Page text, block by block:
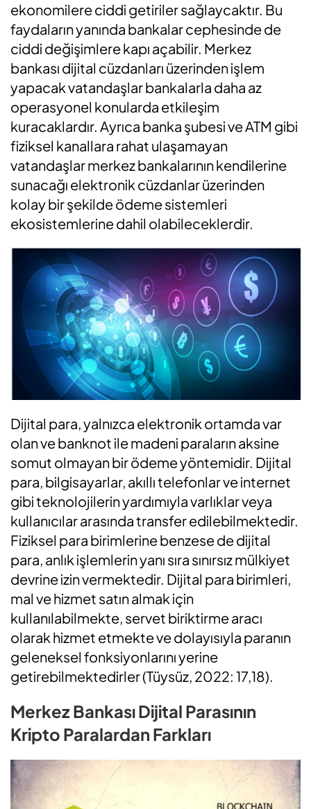
ekonomilere ciddi getiriler sağlaycaktır. Bu
faydaların yanında bankalar cephesinde de
ciddi değişimlere kapı açabilir. Merkez
bankası dijital cüzdanları üzerinden işlem
yapacak vatandaşlar bankalarla daha az
operasyonel konularda etkileşim
kuracaklardır. Ayrıca banka şubesi ve ATM gibi
fiziksel kanallara rahat ulaşamayan
vatandaşlar merkez bankalarının kendilerine
sunacağı elektronik cüzdanlar üzerinden
kolay bir şekilde ödeme sistemleri
ekosistemlerine dahil olabileceklerdir.
Dijital para, yalnızca elektronik ortamda var
olan ve banknot ile madeni paraların aksine
somut olmayan bir ödeme yöntemidir. Dijital
para, bilgisayarlar, akıllı telefonlar ve internet
gibi teknolojilerin yardımıyla varlıklar veya
kullanıcılar arasında transfer edilebilmektedir.
Fiziksel para birimlerine benzese de dijital
para, anlık işlemlerin yanı sıra sınırsız mülkiyet
devrine izin vermektedir. Dijital para birimleri,
mal ve hizmet satın almak için
kullanılabilmekte, servet biriktirme aracı
olarak hizmet etmekte ve dolayısıyla paranın
geleneksel fonksiyonlarını yerine
getirebilmektedirler (Tüysüz, 2022: 17,18).
Merkez Bankası Dijital Parasının
Kripto Paralardan Farkları